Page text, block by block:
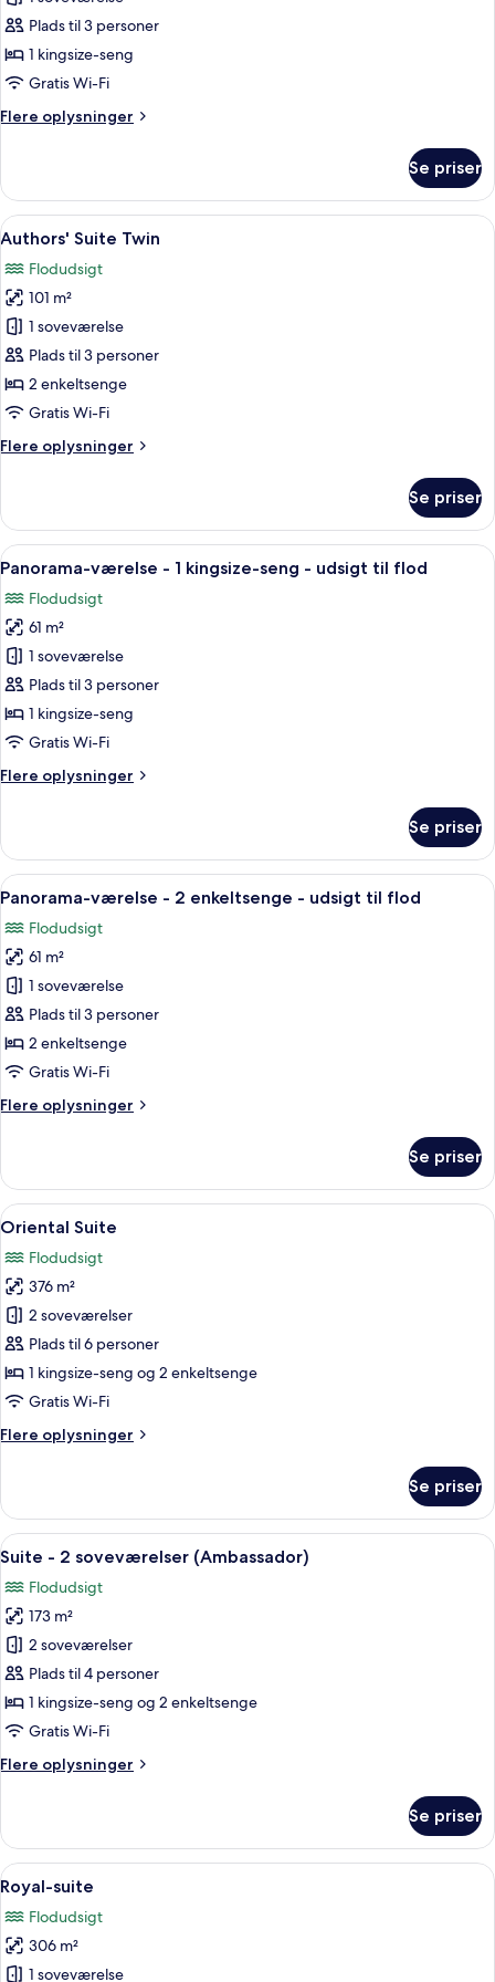
Suite
King
Plads til 3 personer
1 kingsize-seng
Gratis Wi-Fi
Flere oplysninger
Flere
Suite
King
Se priser
Indlæs
alle
billeder
af
Authors'
Suite
Twin
En rummelig stue med blå sofa,
6
Authors' Suite Twin
Flodudsigt
101 m²
1 soveværelse
Plads til 3 personer
2 enkeltsenge
Gratis Wi-Fi
Flere oplysninger
Flere
Suite
Twin
Se priser
Indlæs
alle
billeder
af
Panorama-
værelse
-
1
seng
til
flod
Et hotelværelse med en stor seng,
6
Panorama-værelse - 1 kingsize-seng - udsigt til flod
Flodudsigt
61 m²
1 soveværelse
Plads til 3 personer
1 kingsize-seng
Gratis Wi-Fi
Flere oplysninger
Flere
værelse
1
seng
udsigt
til
flod
Se priser
Indlæs
alle
billeder
af
Panorama-
værelse
-
2
-
flod
Et hotelværelse med en stor seng,
6
Panorama-værelse - 2 enkeltsenge - udsigt til flod
Flodudsigt
61 m²
1 soveværelse
Plads til 3 personer
2 enkeltsenge
Gratis Wi-Fi
Flere oplysninger
Flere
værelse
2
-
udsigt
til
flod
Se priser
Indlæs
alle
billeder
af
Oriental
Suite
En rummelig stue med en stor
10
Oriental Suite
Flodudsigt
376 m²
2 soveværelser
Plads til 6 personer
1 kingsize-seng og 2 enkeltsenge
Gratis Wi-Fi
Flere oplysninger
Flere
Suite
Se priser
Indlæs
alle
billeder
af
Suite
-
2
soveværelser
Et rummeligt soveværelse med en
6
Suite - 2 soveværelser (Ambassador)
Flodudsigt
173 m²
2 soveværelser
Plads til 4 personer
1 kingsize-seng og 2 enkeltsenge
Gratis Wi-Fi
Flere oplysninger
Flere
-
soveværelser
(Ambassador)
Se priser
Indlæs
alle
billeder
af
Royal-
Et rummeligt badeværelse med et
6
Royal-suite
Flodudsigt
306 m²
1 soveværelse